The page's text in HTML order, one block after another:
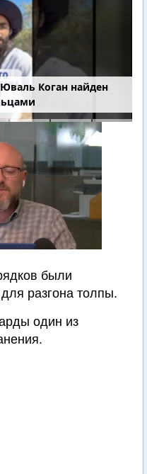
Коган найден
были
разгона толпы.
один из